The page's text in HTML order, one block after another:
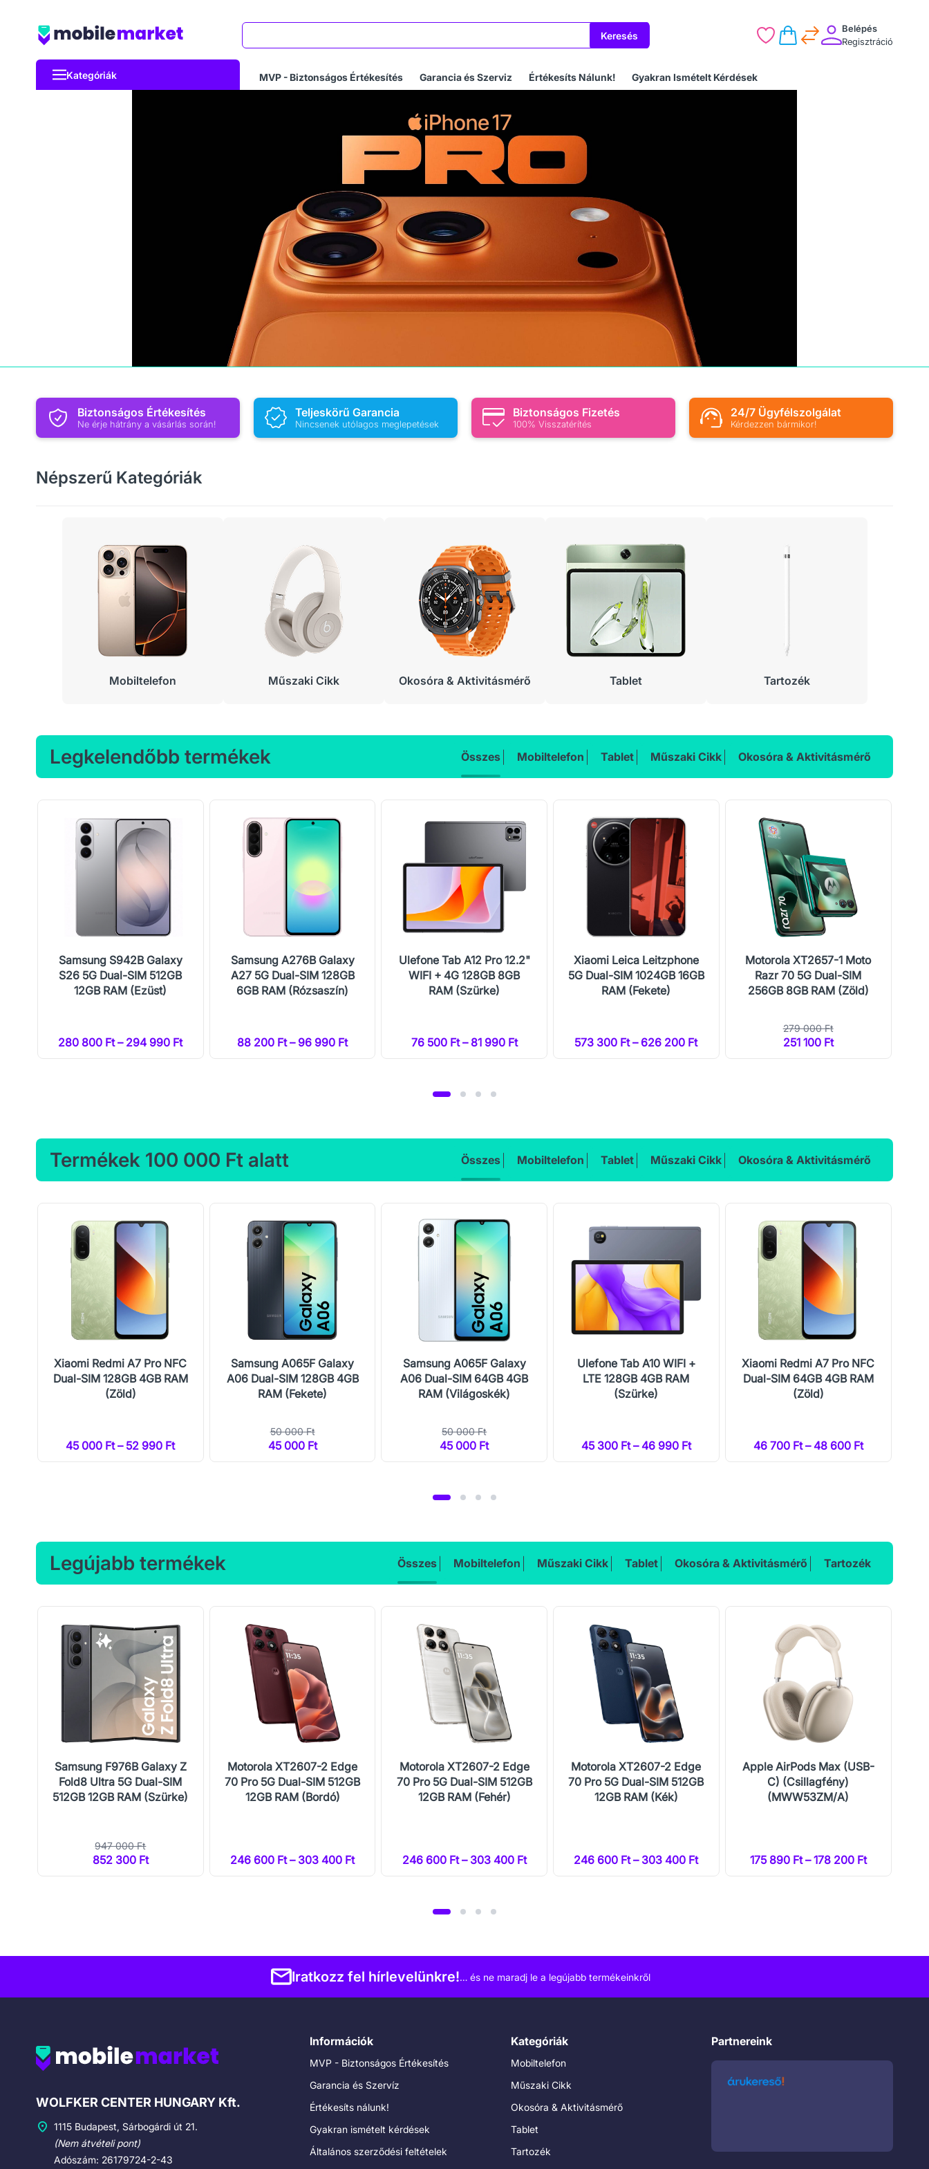
Keresés
Belépés
Regisztráció
Kategóriák MVP - Biztonságos Értékesítés Garancia és Szerviz Értékesíts Nálunk! Gyakran Ismételt Kérdések
Biztonságos Értékesítés
Ne érje hátrány a vásárlás során!
Teljeskörű Garancia
Nincsenek utólagos meglepetések
Biztonságos Fizetés
100% Visszatérítés
24/7 Ügyfélszolgálat
Kérdezzen bármikor!
Népszerű Kategóriák
Mobiltelefon Műszaki Cikk Okosóra & Aktivitásmérő Tablet Tartozék
Legkelendőbb termékek Összes Mobiltelefon Tablet Műszaki Cikk Okosóra & Aktivitásmérő
Samsung S942B Galaxy
S26 5G Dual-SIM 512GB
12GB RAM (Ezüst)
280 800 Ft – 294 990 Ft
Samsung A276B Galaxy
A27 5G Dual-SIM 128GB
6GB RAM (Rózsaszín)
88 200 Ft – 96 990 Ft
Ulefone Tab A12 Pro 12.2"
WIFI + 4G 128GB 8GB
RAM (Szürke)
76 500 Ft – 81 990 Ft
Xiaomi Leica Leitzphone
5G Dual-SIM 1024GB 16GB
RAM (Fekete)
573 300 Ft – 626 200 Ft
Motorola XT2657-1 Moto
Razr 70 5G Dual-SIM
256GB 8GB RAM (Zöld)
279 000 Ft
251 100 Ft
Termékek 100 000 Ft alatt Összes Mobiltelefon Tablet Műszaki Cikk Okosóra & Aktivitásmérő
Xiaomi Redmi A7 Pro NFC
Dual-SIM 128GB 4GB RAM
(Zöld)
45 000 Ft – 52 990 Ft
Samsung A065F Galaxy
A06 Dual-SIM 128GB 4GB
RAM (Fekete)
50 000 Ft
45 000 Ft
Samsung A065F Galaxy
A06 Dual-SIM 64GB 4GB
RAM (Világoskék)
50 000 Ft
45 000 Ft
Ulefone Tab A10 WIFI +
LTE 128GB 4GB RAM
(Szürke)
45 300 Ft – 46 990 Ft
Xiaomi Redmi A7 Pro NFC
Dual-SIM 64GB 4GB RAM
(Zöld)
46 700 Ft – 48 600 Ft
Legújabb termékek Összes Mobiltelefon Műszaki Cikk Tablet Okosóra & Aktivitásmérő Tartozék
Samsung F976B Galaxy Z
Fold8 Ultra 5G Dual-SIM
512GB 12GB RAM (Szürke)
947 000 Ft
852 300 Ft
Motorola XT2607-2 Edge
70 Pro 5G Dual-SIM 512GB
12GB RAM (Bordó)
246 600 Ft – 303 400 Ft
Motorola XT2607-2 Edge
70 Pro 5G Dual-SIM 512GB
12GB RAM (Fehér)
246 600 Ft – 303 400 Ft
Motorola XT2607-2 Edge
70 Pro 5G Dual-SIM 512GB
12GB RAM (Kék)
246 600 Ft – 303 400 Ft
Apple AirPods Max (USB-
C) (Csillagfény)
(MWW53ZM/A)
175 890 Ft – 178 200 Ft
Iratkozz fel hírlevelünkre!… és ne maradj le a legújabb termékeinkről
Cégadatok
WOLFKER CENTER HUNGARY Kft.
1115 Budapest, Sárbogárdi út 21.
(Nem átvételi pont)
Adószám: 26179724-2-43
Információk
MVP - Biztonságos Értékesítés
Garancia és Szervíz
Értékesíts nálunk!
Gyakran ismételt kérdések
Általános szerződési feltételek
Kategóriák
Mobiltelefon
Műszaki Cikk
Okosóra & Aktivitásmérő
Tablet
Tartozék
Partnereink